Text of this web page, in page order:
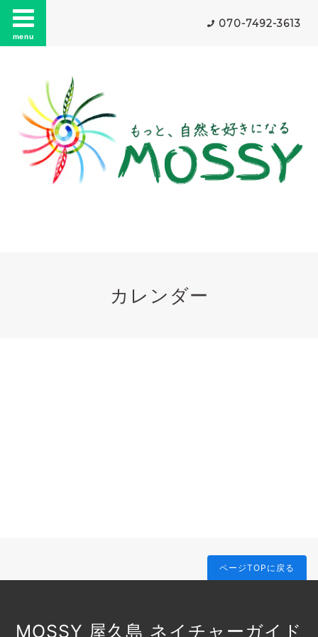
menu
070-7492-3613
カレンダー
ページTOPに戻る
MOSSY 屋久島 ネイチャーガイド